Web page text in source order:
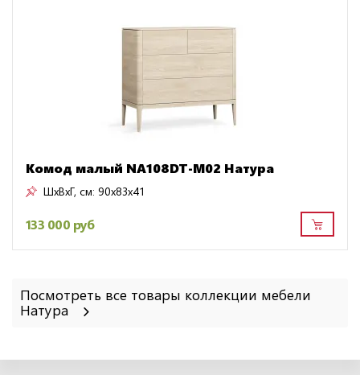
Комод малый NA108DT-M02 Натура
ШxВxГ, см: 90x83x41
133 000 руб
Посмотреть все товары коллекции мебели
Натура